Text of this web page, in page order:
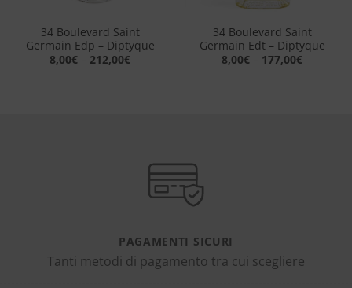
34 Boulevard Saint
Germain Edp – Diptyque
8,00€ – 212,00€
34 Boulevard Saint
Germain Edt – Diptyque
8,00€ – 177,00€
PAGAMENTI SICURI
Tanti metodi di pagamento tra cui scegliere